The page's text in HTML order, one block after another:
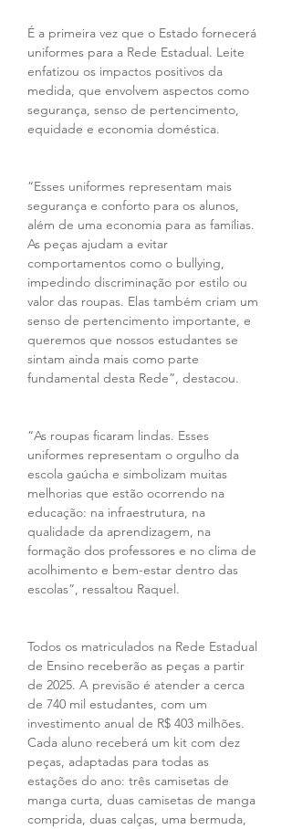
É a primeira vez que o Estado fornecerá
uniformes para a Rede Estadual. Leite
enfatizou os impactos positivos da
medida, que envolvem aspectos como
segurança, senso de pertencimento,
equidade e economia doméstica.
“Esses uniformes representam mais
segurança e conforto para os alunos,
além de uma economia para as famílias.
As peças ajudam a evitar
comportamentos como o bullying,
impedindo discriminação por estilo ou
valor das roupas. Elas também criam um
senso de pertencimento importante, e
queremos que nossos estudantes se
sintam ainda mais como parte
fundamental desta Rede”, destacou.
“As roupas ficaram lindas. Esses
uniformes representam o orgulho da
escola gaúcha e simbolizam muitas
melhorias que estão ocorrendo na
educação: na infraestrutura, na
qualidade da aprendizagem, na
formação dos professores e no clima de
acolhimento e bem-estar dentro das
escolas”, ressaltou Raquel.
Todos os matriculados na Rede Estadual
de Ensino receberão as peças a partir
de 2025. A previsão é atender a cerca
de 740 mil estudantes, com um
investimento anual de R$ 403 milhões.
Cada aluno receberá um kit com dez
peças, adaptadas para todas as
estações do ano: três camisetas de
manga curta, duas camisetas de manga
comprida, duas calças, uma bermuda,